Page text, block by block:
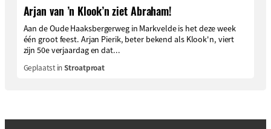
Arjan van ’n Klook’n ziet Abraham!
Aan de Oude Haaksbergerweg in Markvelde is het deze week
één groot feest. Arjan Pierik, beter bekend als Klook'n, viert
zijn 50e verjaardag en dat...
Geplaatst inStroatproat